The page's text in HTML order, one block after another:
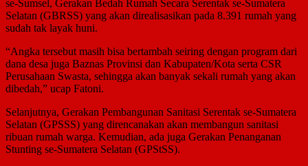
se-Sumsel, Gerakan Bedah Rumah Secara Serentak se-Sumatera
Selatan (GBRSS) yang akan direalisasikan pada 8.391 rumah yang
sudah tak layak huni.
“Angka tersebut masih bisa bertambah seiring dengan program dari
dana desa juga Baznas Provinsi dan Kabupaten/Kota serta CSR
Perusahaan Swasta, sehingga akan banyak sekali rumah yang akan
dibedah,” ucap Fatoni.
Selanjutnya, Gerakan Pembangunan Sanitasi Serentak se-Sumatera
Selatan (GPSSS) yang direncanakan akan membangun sanitasi
ribuan rumah warga. Kemudian, ada juga Gerakan Penanganan
Stunting se-Sumatera Selatan (GPStSS).